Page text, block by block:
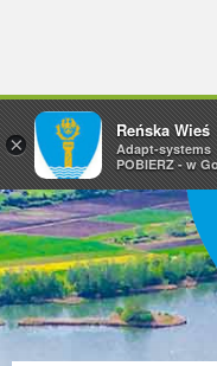
×
Reńska Wieś
Adapt-systems
POBIERZ - w